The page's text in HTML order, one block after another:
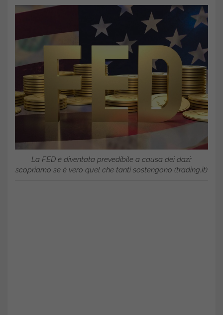
La FED è diventata prevedibile a causa dei dazi:
scopriamo se è vero quel che tanti sostengono (trading.it)